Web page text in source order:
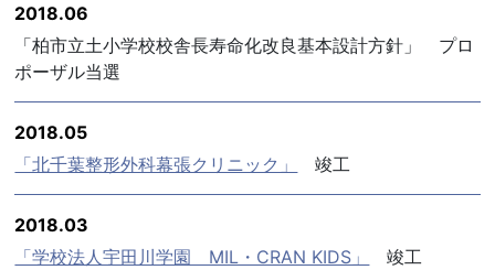
2018.06
「柏市立土小学校校舎長寿命化改良基本設計方針」 プロ
ポーザル当選
2018.05
「北千葉整形外科幕張クリニック」
竣工
2018.03
「学校法人宇田川学園 MIL・CRAN KIDS」
竣工